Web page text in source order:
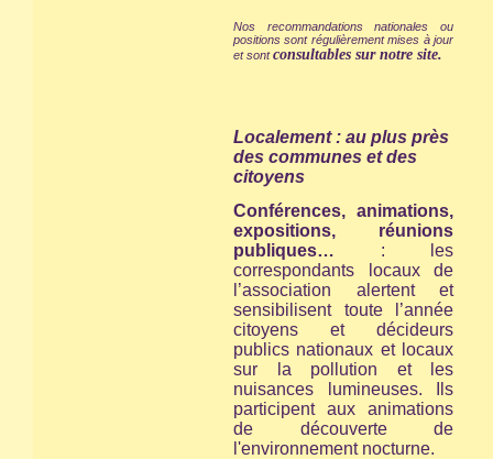
Nos recommandations nationales ou
positions sont régulièrement mises à jour
et sontconsultables sur notre site.
Localement : au plus près
des communes et des
citoyens
Conférences, animations,
expositions, réunions
publiques… : les
correspondants locaux de
l’association alertent et
sensibilisent toute l’année
citoyens et décideurs
publics nationaux et locaux
sur la pollution et les
nuisances lumineuses. Ils
participent aux animations
de découverte de
l'environnement nocturne.